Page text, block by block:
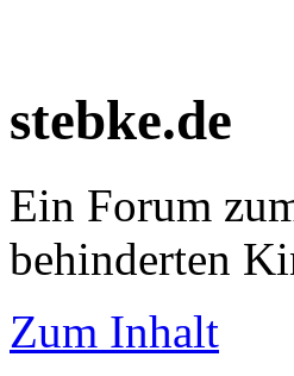
stebke.de
Ein Forum
behinderten
Zum Inhalt